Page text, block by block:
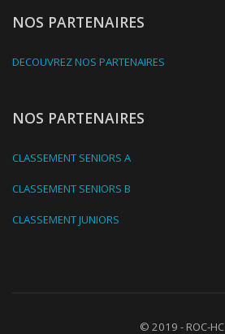
NOS PARTENAIRES
DECOUVREZ NOS PARTENAIRES
NOS PARTENAIRES
CLASSEMENT SENIORS A
CLASSEMENT SENIORS B
CLASSEMENT JUNIORS
© 2019 - ROC-HC